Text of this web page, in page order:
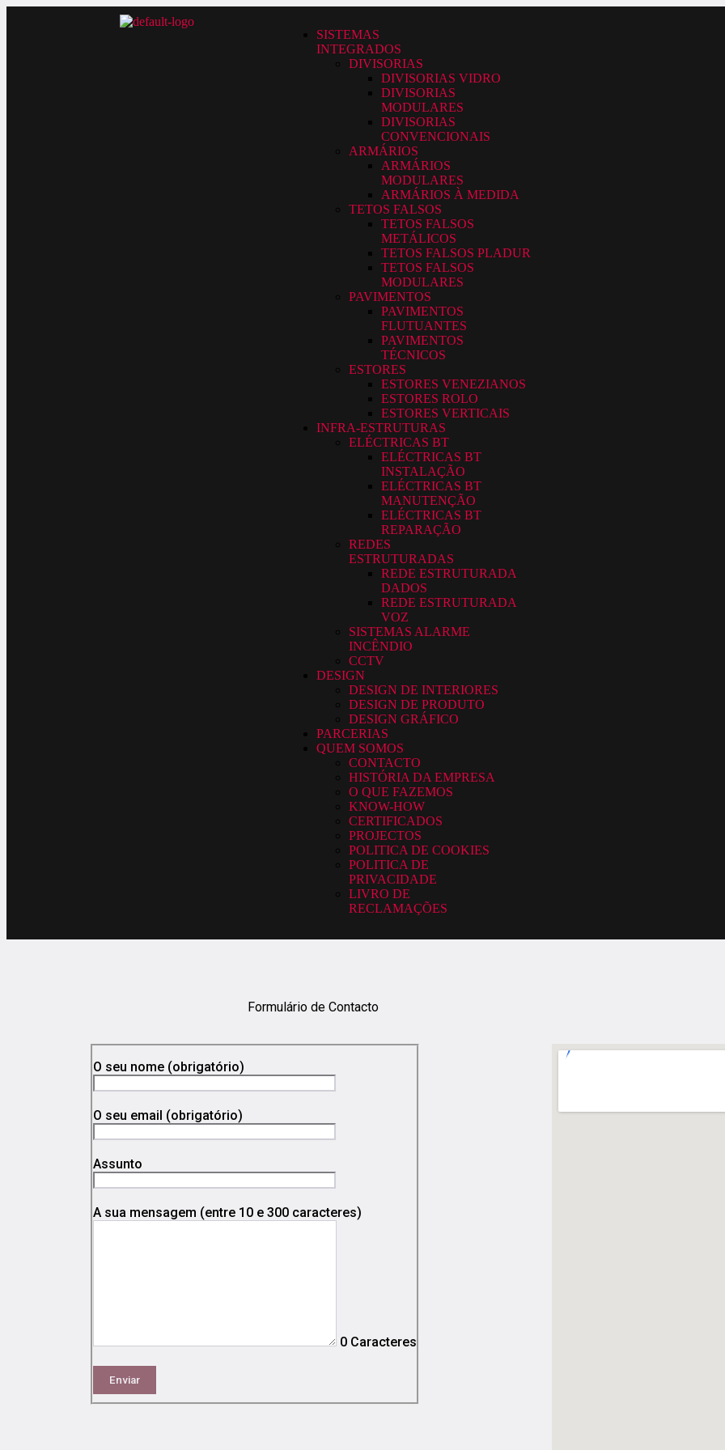
SISTEMAS
INTEGRADOS
DIVISORIAS
DIVISORIAS VIDRO
DIVISORIAS
MODULARES
DIVISORIAS
CONVENCIONAIS
ARMÁRIOS
ARMÁRIOS
MODULARES
ARMÁRIOS À MEDIDA
TETOS FALSOS
TETOS FALSOS
METÁLICOS
TETOS FALSOS PLADUR
TETOS FALSOS
MODULARES
PAVIMENTOS
PAVIMENTOS
FLUTUANTES
PAVIMENTOS
TÉCNICOS
ESTORES
ESTORES VENEZIANOS
ESTORES ROLO
ESTORES VERTICAIS
INFRA-ESTRUTURAS
ELÉCTRICAS BT
ELÉCTRICAS BT
INSTALAÇÃO
ELÉCTRICAS BT
MANUTENÇÃO
ELÉCTRICAS BT
REPARAÇÃO
REDES
ESTRUTURADAS
REDE ESTRUTURADA
DADOS
REDE ESTRUTURADA
VOZ
SISTEMAS ALARME
INCÊNDIO
CCTV
DESIGN
DESIGN DE INTERIORES
DESIGN DE PRODUTO
DESIGN GRÁFICO
PARCERIAS
QUEM SOMOS
CONTACTO
HISTÓRIA DA EMPRESA
O QUE FAZEMOS
KNOW-HOW
CERTIFICADOS
PROJECTOS
POLITICA DE COOKIES
POLITICA DE
PRIVACIDADE
LIVRO DE
RECLAMAÇÕES
Formulário de Contacto
O seu nome (obrigatório)
O seu email (obrigatório)
Assunto
A sua mensagem (entre 10 e 300 caracteres)
0 Caracteres